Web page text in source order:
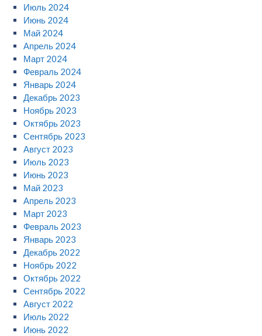
Июль 2024
Июнь 2024
Май 2024
Апрель 2024
Март 2024
Февраль 2024
Январь 2024
Декабрь 2023
Ноябрь 2023
Октябрь 2023
Сентябрь 2023
Август 2023
Июль 2023
Июнь 2023
Май 2023
Апрель 2023
Март 2023
Февраль 2023
Январь 2023
Декабрь 2022
Ноябрь 2022
Октябрь 2022
Сентябрь 2022
Август 2022
Июль 2022
Июнь 2022